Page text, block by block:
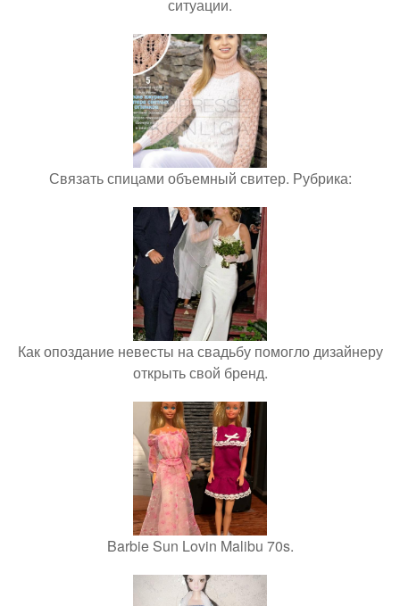
ситуации.
Связать спицами объемный свитер. Рубрика:
Как опоздание невесты на свадьбу помогло дизайнеру
открыть свой бренд.
Barbie Sun Lovin Malibu 70s.